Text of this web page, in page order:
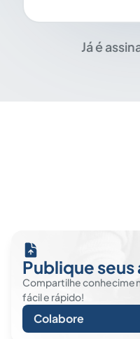
Já é
Publique
Compartilhe
fácil e rápido!
Colabore